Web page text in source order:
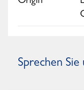
Sprechen Sie